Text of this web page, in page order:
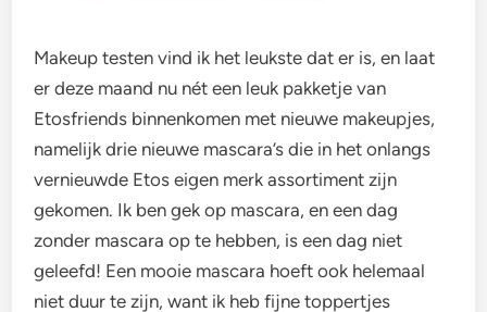
Makeup testen vind ik het leukste dat er is, en laat
er deze maand nu nét een leuk pakketje van
Etosfriends binnenkomen met nieuwe makeupjes,
namelijk drie nieuwe mascara’s die in het onlangs
vernieuwde Etos eigen merk assortiment zijn
gekomen. Ik ben gek op mascara, en een dag
zonder mascara op te hebben, is een dag niet
geleefd! Een mooie mascara hoeft ook helemaal
niet duur te zijn, want ik heb fijne toppertjes